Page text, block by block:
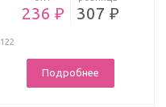
236 ₽ 307 ₽
122
Подробнее